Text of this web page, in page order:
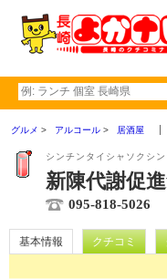
グルメ アルコール 居酒屋
シンチンタイシャソクシ
新陳代謝促
095-818-5026
基本情報 クチコミ